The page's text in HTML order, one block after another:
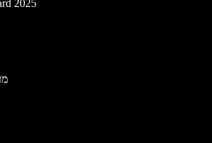
2025
מעל 50